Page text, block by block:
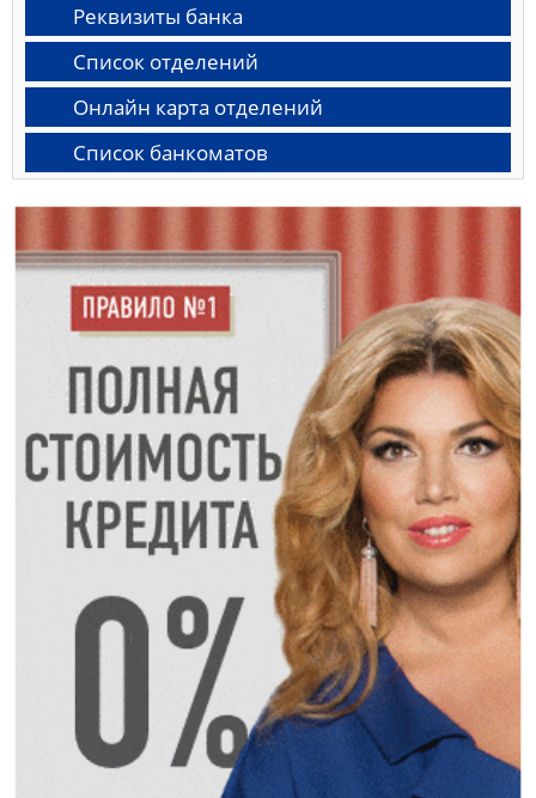
Реквизиты банка
Список отделений
Онлайн карта отделений
Список банкоматов